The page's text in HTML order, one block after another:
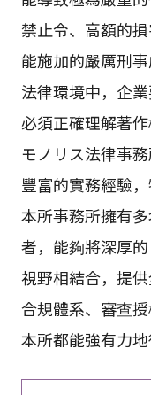
禁止令、高額的
能施加的嚴厲刑
法律環境中，企
必須正確理解著
モノリス法律事
豐富的實務經驗
本所事務所擁有
者，能夠將深厚
視野相結合，提
合規體系、審查
本所都能強有力